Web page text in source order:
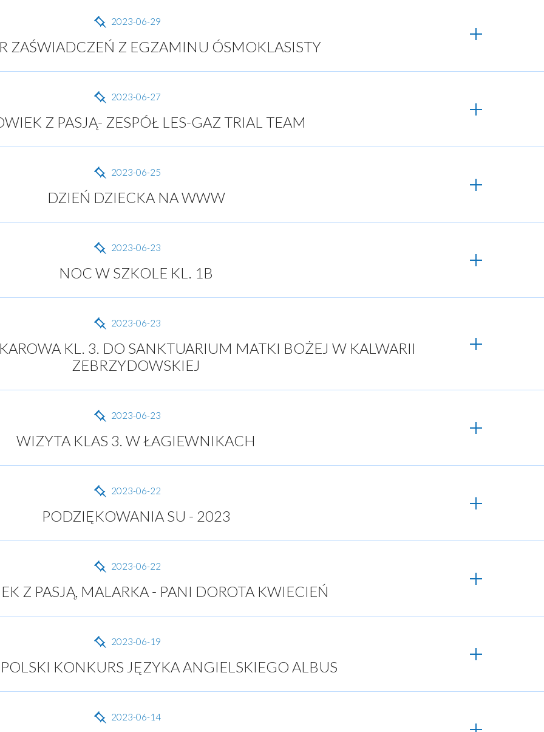
2023-06-29
ZAŚWIADCZEŃ Z EGZAMINU ÓSMOKLASISTY
2023-06-27
Z PASJĄ- ZESPÓŁ LES-GAZ TRIAL TEAM
2023-06-25
DZIEŃ DZIECKA NA WWW
2023-06-23
NOC W SZKOLE KL. 1B
2023-06-23
KL. 3. DO SANKTUARIUM MATKI BOŻEJ W KALWARII
ZEBRZYDOWSKIEJ
2023-06-23
WIZYTA KLAS 3. W ŁAGIEWNIKACH
2023-06-22
PODZIĘKOWANIA SU - 2023
2023-06-22
Z PASJĄ, MALARKA - PANI DOROTA KWIECIEŃ
2023-06-19
KONKURS JĘZYKA ANGIELSKIEGO ALBUS
2023-06-14